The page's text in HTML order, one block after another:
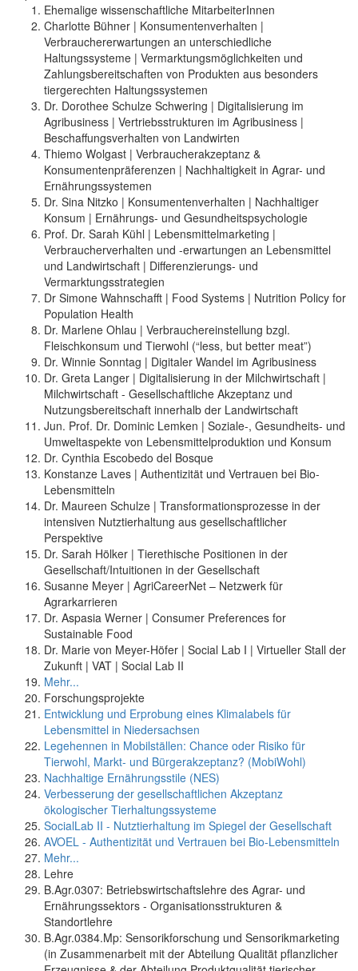
Ehemalige wissenschaftliche MitarbeiterInnen
Charlotte Bühner | Konsumentenverhalten |
Verbrauchererwartungen an unterschiedliche
Haltungssysteme | Vermarktungsmöglichkeiten und
Zahlungsbereitschaften von Produkten aus besonders
tiergerechten Haltungssystemen
Dr. Dorothee Schulze Schwering | Digitalisierung im
Agribusiness | Vertriebsstrukturen im Agribusiness |
Beschaffungsverhalten von Landwirten
Thiemo Wolgast | Verbraucherakzeptanz &
Konsumentenpräferenzen | Nachhaltigkeit in Agrar- und
Ernährungssystemen
Dr. Sina Nitzko | Konsumentenverhalten | Nachhaltiger
Konsum | Ernährungs- und Gesundheitspsychologie
Prof. Dr. Sarah Kühl | Lebensmittelmarketing |
Verbraucherverhalten und -erwartungen an Lebensmittel
und Landwirtschaft | Differenzierungs- und
Vermarktungsstrategien
Dr Simone Wahnschafft | Food Systems | Nutrition Policy for
Population Health
Dr. Marlene Ohlau | Verbrauchereinstellung bzgl.
Fleischkonsum und Tierwohl (“less, but better meat”)
Dr. Winnie Sonntag | Digitaler Wandel im Agribusiness
Dr. Greta Langer | Digitalisierung in der Milchwirtschaft |
Milchwirtschaft - Gesellschaftliche Akzeptanz und
Nutzungsbereitschaft innerhalb der Landwirtschaft
Jun. Prof. Dr. Dominic Lemken | Soziale-, Gesundheits- und
Umweltaspekte von Lebensmittelproduktion und Konsum
Dr. Cynthia Escobedo del Bosque
Konstanze Laves | Authentizität und Vertrauen bei Bio-
Lebensmitteln
Dr. Maureen Schulze | Transformationsprozesse in der
intensiven Nutztierhaltung aus gesellschaftlicher
Perspektive
Dr. Sarah Hölker | Tierethische Positionen in der
Gesellschaft/Intuitionen in der Gesellschaft
Susanne Meyer | AgriCareerNet – Netzwerk für
Agrarkarrieren
Dr. Aspasia Werner | Consumer Preferences for
Sustainable Food
Dr. Marie von Meyer-Höfer | Social Lab I | Virtueller Stall der
Zukunft | VAT | Social Lab II
Mehr...
Forschungsprojekte
Entwicklung und Erprobung eines Klimalabels für
Lebensmittel in Niedersachsen
Legehennen in Mobilställen: Chance oder Risiko für
Tierwohl, Markt- und Bürgerakzeptanz? (MobiWohl)
Nachhaltige Ernährungsstile (NES)
Verbesserung der gesellschaftlichen Akzeptanz
ökologischer Tierhaltungssysteme
SocialLab II - Nutztierhaltung im Spiegel der Gesellschaft
AVOEL - Authentizität und Vertrauen bei Bio-Lebensmitteln
Mehr...
Lehre
B.Agr.0307: Betriebswirtschaftslehre des Agrar- und
Ernährungssektors - Organisationsstrukturen &
Standortlehre
B.Agr.0384.Mp: Sensorikforschung und Sensorikmarketing
(in Zusammenarbeit mit der Abteilung Qualität pflanzlicher